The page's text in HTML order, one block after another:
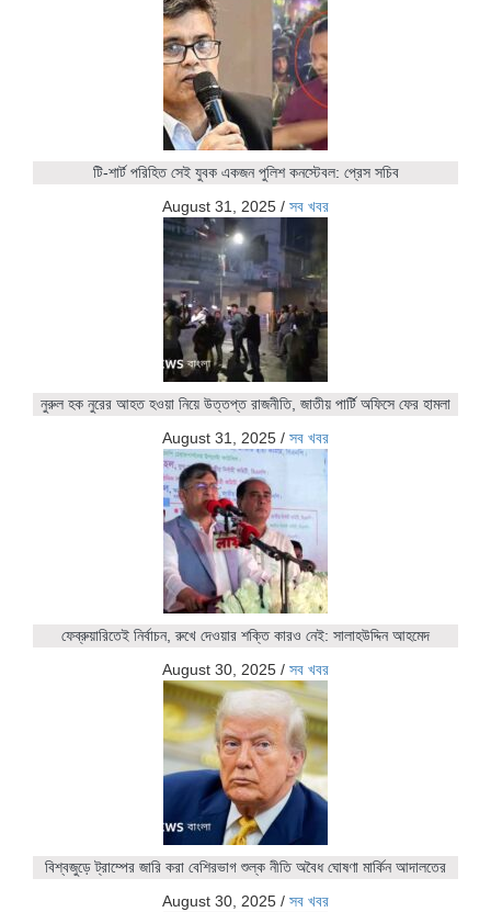
টি-শার্ট পরিহিত সেই যুবক একজন পুলিশ কনস্টেবল: প্রেস সচিব
August 31, 2025 / সব খবর
নুরুল হক নুরের আহত হওয়া নিয়ে উত্তপ্ত রাজনীতি, জাতীয় পার্টি অফিসে ফের হামলা
August 31, 2025 / সব খবর
ফেব্রুয়ারিতেই নির্বাচন, রুখে দেওয়ার শক্তি কারও নেই: সালাহউদ্দিন আহমেদ
August 30, 2025 / সব খবর
বিশ্বজুড়ে ট্রাম্পের জারি করা বেশিরভাগ শুল্ক নীতি অবৈধ ঘোষণা মার্কিন আদালতের
August 30, 2025 / সব খবর